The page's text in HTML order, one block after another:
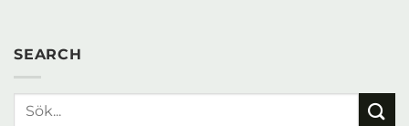
SEARCH